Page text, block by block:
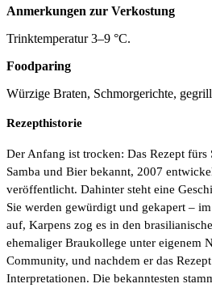
Anmerkungen zur Verkostung
Trinktemperatur 3–9 °C.
Foodparing
Würzige Braten, Schmorgerichte,
Rezepthistorie
Der Anfang ist trocken: Das Rezept fürs
Samba und Bier bekannt, 2007
veröffentlicht. Dahinter steht eine
Sie werden gewürdigt und gekapert –
auf, Karpens zog es in den
ehemaliger Braukollege unter eigenem
Community, und nachdem er das
Interpretationen. Die bekanntesten